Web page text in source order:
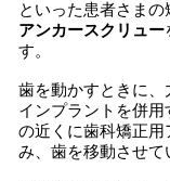
といった患者さまの
アンカースクリュー
す。
歯を動かすときに、
インプラントを併
の近くに歯科矯正
み、歯を移動させて